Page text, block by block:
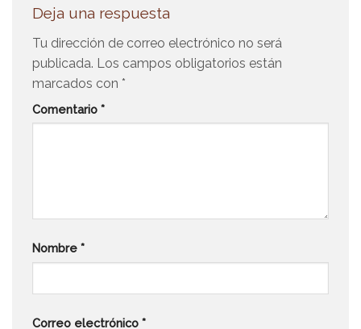
Deja una respuesta
Tu dirección de correo electrónico no será
publicada. Los campos obligatorios están
marcados con *
Comentario *
Nombre *
Correo electrónico *